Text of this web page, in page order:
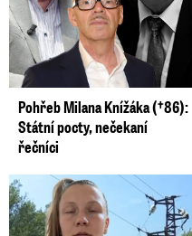
Pohřeb Milana Knížáka (†86):
Státní pocty, nečekaní
řečníci
Smrtelný pád chlapce: